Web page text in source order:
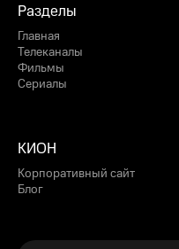
Разделы
Главная
Телеканалы
Фильмы
Сериалы
КИОН
Корпоративный сайт
Блог